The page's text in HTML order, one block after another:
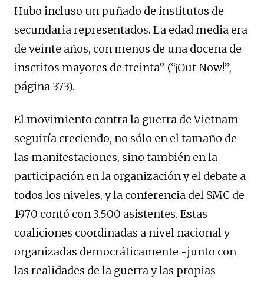
Hubo incluso un puñado de institutos de
secundaria representados. La edad media era
de veinte años, con menos de una docena de
inscritos mayores de treinta” (“¡Out Now!”,
página 373).
El movimiento contra la guerra de Vietnam
seguiría creciendo, no sólo en el tamaño de
las manifestaciones, sino también en la
participación en la organización y el debate a
todos los niveles, y la conferencia del SMC de
1970 contó con 3.500 asistentes. Estas
coaliciones coordinadas a nivel nacional y
organizadas democráticamente -junto con
las realidades de la guerra y las propias